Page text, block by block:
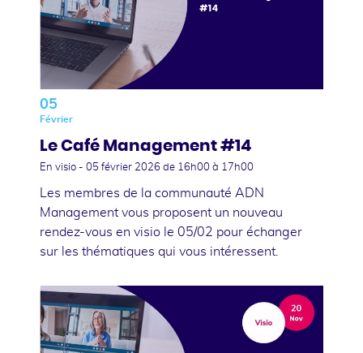
05
Février
Le Café Management #14
En visio - 05 février 2026 de 16h00 à 17h00
Les membres de la communauté ADN
Management vous proposent un nouveau
rendez-vous en visio le 05/02 pour échanger
sur les thématiques qui vous intéressent.